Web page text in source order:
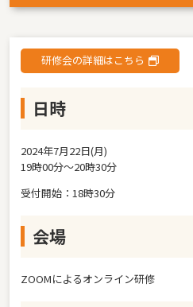
研修会の詳細はこちら
日時
2024年7月22日(月)
19時00分～20時30分
受付開始：18時30分
会場
ZOOMによるオンライン研修